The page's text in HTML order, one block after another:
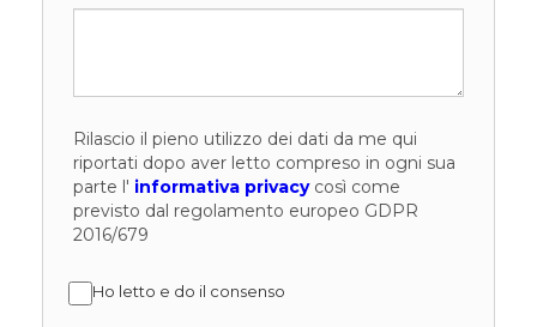
Rilascio il pieno utilizzo dei dati da me qui
riportati dopo aver letto compreso in ogni sua
parte l' informativa privacycosì come
previsto dal regolamento europeo GDPR
2016/679
Ho letto e do il consenso